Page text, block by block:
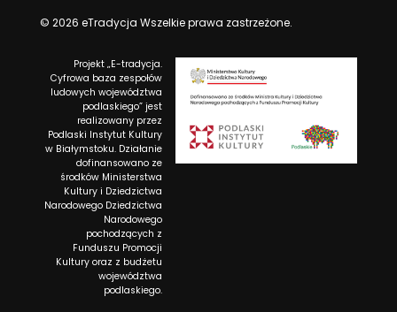
© 2026 eTradycja Wszelkie prawa zastrzeżone.
Projekt „E-tradycja.
Cyfrowa baza zespołów
ludowych województwa
podlaskiego” jest
realizowany przez
Podlaski Instytut Kultury
w Białymstoku. Działanie
dofinansowano ze
środków Ministerstwa
Kultury i Dziedzictwa
Narodowego Dziedzictwa
Narodowego
pochodzących z
Funduszu Promocji
Kultury oraz z budżetu
województwa
podlaskiego.